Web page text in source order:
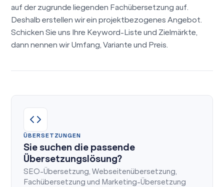
auf der zugrunde liegenden Fachübersetzung auf.
Deshalb erstellen wir ein projektbezogenes Angebot.
Schicken Sie uns Ihre Keyword-Liste und Zielmärkte,
dann nennen wir Umfang, Variante und Preis.
ÜBERSETZUNGEN
Sie suchen die passende
Übersetzungslösung?
SEO-Übersetzung, Webseitenübersetzung,
Fachübersetzung und Marketing-Übersetzung